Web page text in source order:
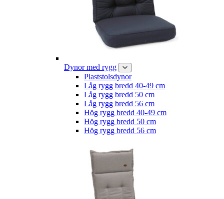
Dynor med rygg
Plaststolsdynor
Låg rygg bredd 40-49 cm
Låg rygg bredd 50 cm
Låg rygg bredd 56 cm
Hög rygg bredd 40-49 cm
Hög rygg bredd 50 cm
Hög rygg bredd 56 cm